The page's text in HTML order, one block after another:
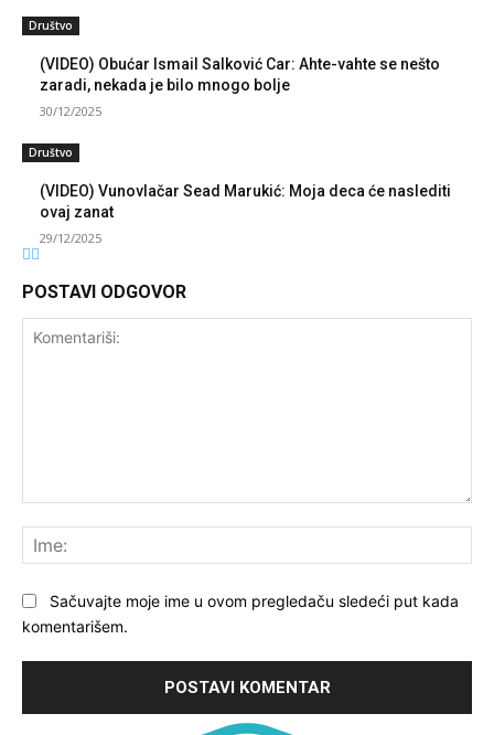
Društvo
(VIDEO) Obućar Ismail Salković Car: Ahte-vahte se nešto
zaradi, nekada je bilo mnogo bolje
30/12/2025
Društvo
(VIDEO) Vunovlačar Sead Marukić: Moja deca će naslediti
ovaj zanat
29/12/2025
POSTAVI ODGOVOR
Sačuvajte moje ime u ovom pregledaču sledeći put kada
komentarišem.